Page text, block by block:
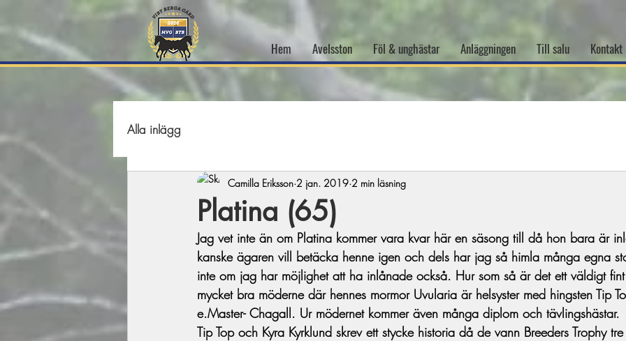
Hem Avelsston Föl & unghästar Anläggningen Till salu Kontakt
Alla inlägg
Platina (65)
Camilla Eriksson 2 jan. 2019 2 min läsning
Jag vet inte än om Platina kommer vara kvar här en säsong till då hon bara är
kanske ägaren vill betäcka henne igen och dels har jag så himla många egna
inte om jag har möjlighet att ha inlånade också. Hur som så är det ett väldigt
mycket bra möderne där hennes mormor Uvularia är helsyster med hingsten Tip
e.Master- Chagall. Ur mödernet kommer även många diplom och tävlingshästar.
Tip Top och Kyra Kyrklund skrev ett stycke historia då de vann Breeders Trophy